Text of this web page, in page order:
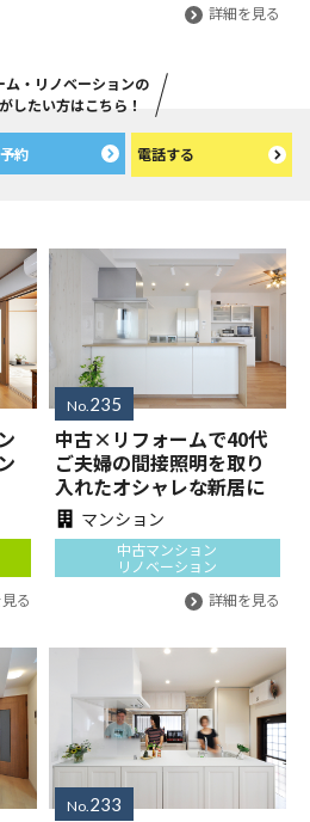
詳細を見る
ム・リノベーションの
したい方はこちら！
約 電話する
る
No.235
中古×リフォームで40代
ご夫婦の間接照明を取り
入れたオシャレな新居に
マンション
中古マンション
リノベーション
詳細を見る
No. 233